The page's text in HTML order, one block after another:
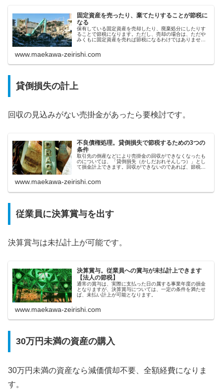
固定資産を売ったり、棄てたりすることが節税に
なる
保有している固定資産を売却したり、廃棄処分にしたりす
ることで節税になります。ただし、売却の場合は、ただや
みくもに固定資産を売れば節税になるわけではありませ
www.maekawa-zeirishi.com
貸倒損失の計上
回収の見込みがない売掛金があったら要検討です。
不良債権処理。貸倒損失で節税するための3つの
条件
取引先の倒産などにより売掛金の回収ができなくなったも
のについては、「貸倒損失（かしだおれそんしつ）」とし
て損金計上できます。回収ができないのであれば、節税の
その計上には厳しい条件があります...
www.maekawa-zeirishi.com
従業員に決算賞与を出す
決算賞与は未払計上が可能です。
決算賞与。従業員への賞与が未払計上できます
【法人の節税】
通常の賞与は、実際に支払った日の属する事業年度の損金
となりますが、決算賞与については、一定の条件を満たせ
ば、未払い計上が可能となります。
www.maekawa-zeirishi.com
30万円未満の資産の購入
30万円未満の資産なら減価償却不要、全額経費になりま
す。